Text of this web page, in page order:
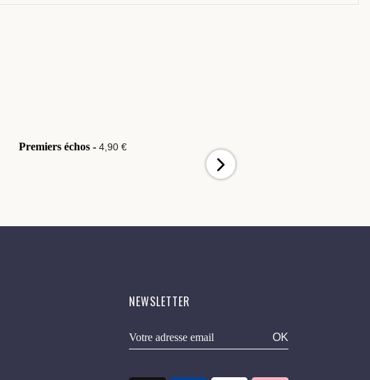
Premiers échos -4,90 €
NEWSLETTER
OK